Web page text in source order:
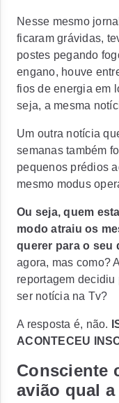
Nesse mesmo
ficaram grávidas,
postes pegando
engano, houve
fios de energia em
seja, a mesma
Um outra notícia
semanas também
pequenos prédios
mesmo modus
Ou seja, quem
modo atraiu os
querer para o seu
agora, mas como?
reportagem decidiu
ser notícia na Tv?
A resposta é, não.
ACONTECEU
Consciente
avião qual